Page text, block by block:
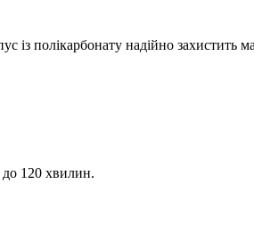
із полікарбонату надійно захистить
до 120 хвилин.